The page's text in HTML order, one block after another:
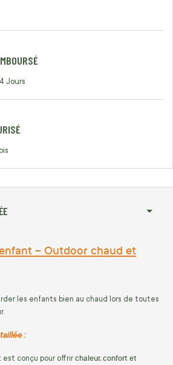
Jours
– Outdoor chaud et
les enfants bien au chaud lors de toutes
:
est conçu pour offrir chaleur, confort et